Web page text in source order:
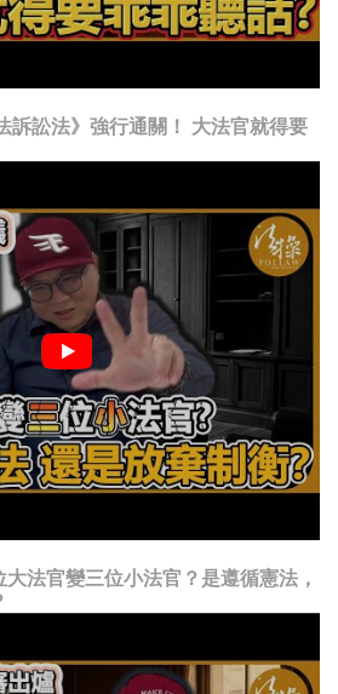
訴訟法》強行通關！ 大法官就得要
法官變三位小法官？是遵循憲法，